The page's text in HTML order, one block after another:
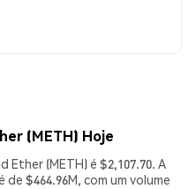
(METH) Hoje
(METH) é $2,107.70. A
$464.96M, com um volume